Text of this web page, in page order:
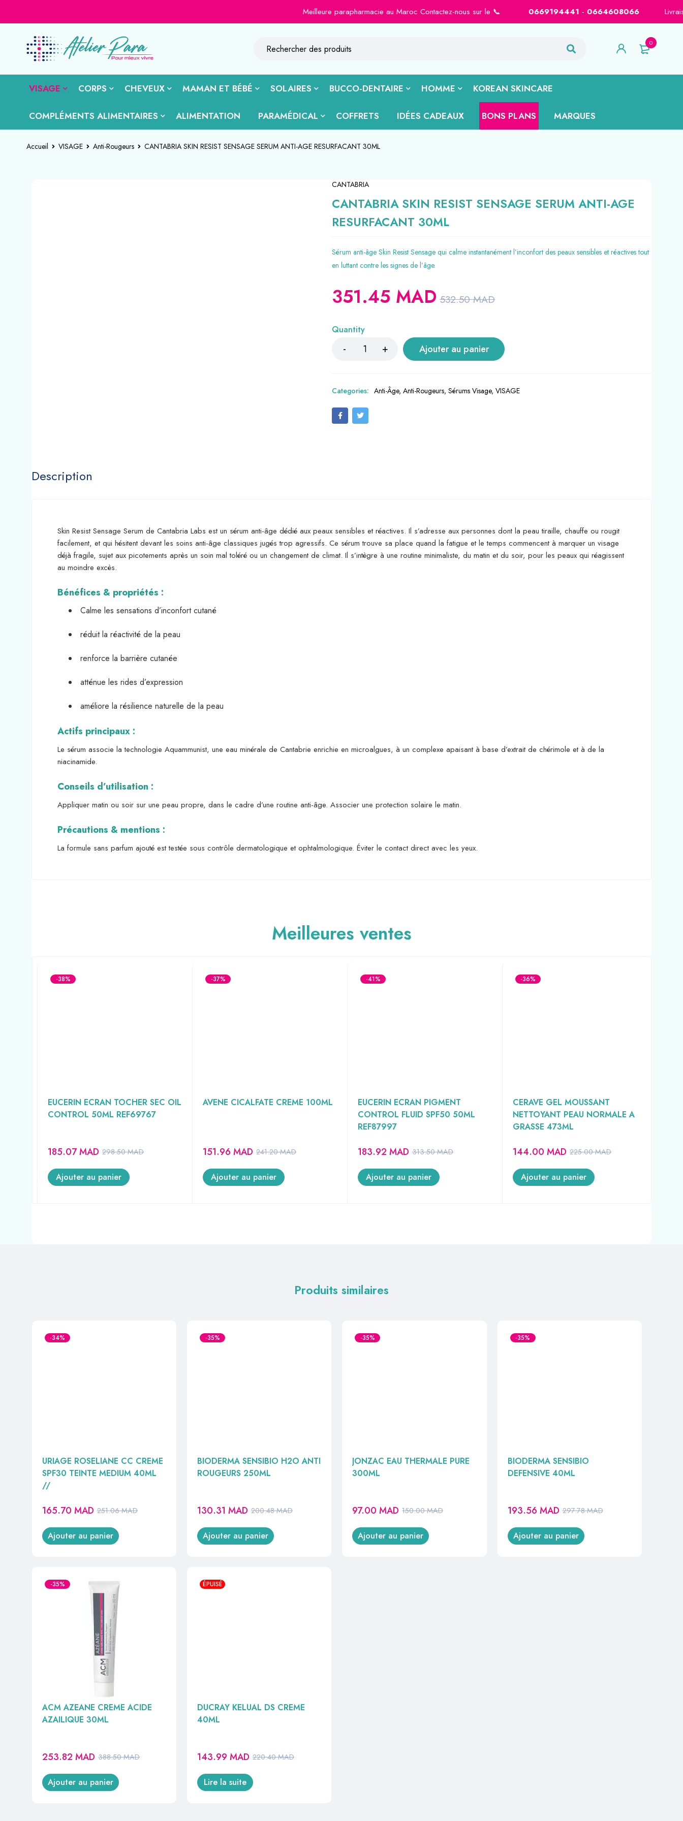
Meilleure parapharmacie au Maroc Contactez-nous sur le 📞 0669194441 -0664608066 Livraison gratuite sur
0
VISAGE CORPS CHEVEUX MAMAN ET BÉBÉ SOLAIRES BUCCO-DENTAIRE HOMME KOREAN SKINCARE
COMPLÉMENTS ALIMENTAIRES ALIMENTATION PARAMÉDICAL COFFRETS IDÉES CADEAUX BONS PLANS MARQUES
Accueil VISAGE Anti-Rougeurs CANTABRIA SKIN RESIST SENSAGE SERUM ANTI-AGE RESURFACANT 30ML
CANTABRIA
CANTABRIA SKIN RESIST SENSAGE SERUM ANTI-AGE
RESURFACANT 30ML
Sérum anti-âge Skin Resist Sensage qui calme instantanément l’inconfort des peaux sensibles et réactives tout
en luttant contre les signes de l’âge.
532.50MAD
351.45 MAD
Quantity
Ajouter au panier
Categories: Anti-Âge,Anti-Rougeurs,Sérums Visage,VISAGE
Description
Skin Resist Sensage Serum de Cantabria Labs est un sérum anti-âge dédié aux peaux sensibles et réactives. Il s’adresse aux personnes dont la peau tiraille, chauffe ou rougit
facilement, et qui hésitent devant les soins anti-âge classiques jugés trop agressifs. Ce sérum trouve sa place quand la fatigue et le temps commencent à marquer un visage
déjà fragile, sujet aux picotements après un soin mal toléré ou un changement de climat. Il s’intègre à une routine minimaliste, du matin et du soir, pour les peaux qui réagissent
au moindre excès.
Bénéfices & propriétés :
Calme les sensations d’inconfort cutané
réduit la réactivité de la peau
renforce la barrière cutanée
atténue les rides d’expression
améliore la résilience naturelle de la peau
Actifs principaux :
Le sérum associe la technologie Aquammunist, une eau minérale de Cantabrie enrichie en microalgues, à un complexe apaisant à base d’extrait de chérimole et à de la
niacinamide.
Conseils d’utilisation :
Appliquer matin ou soir sur une peau propre, dans le cadre d’une routine anti-âge. Associer une protection solaire le matin.
Précautions & mentions :
La formule sans parfum ajouté est testée sous contrôle dermatologique et ophtalmologique. Éviter le contact direct avec les yeux.
Meilleures ventes
-38%
EUCERIN ECRAN TOCHER SEC OIL
CONTROL 50ML REF69767
298.50MAD
185.07MAD
Ajouter au panier
-37%
AVENE CICALFATE CREME 100ML
241.20MAD
151.96 MAD
Ajouter au panier
-41%
EUCERIN ECRAN PIGMENT
CONTROL FLUID SPF50 50ML
REF87997
313.50MAD
183.92 MAD
Ajouter au panier
-36%
CERAVE GEL MOUSSANT
NETTOYANT PEAU NORMALE A
GRASSE 473ML
225.00MAD
144.00 MAD
Ajouter au panier
Produits similaires
-34%
URIAGE ROSELIANE CC CREME
SPF30 TEINTE MEDIUM 40ML
//
251.06MAD
165.70 MAD
Ajouter au panier
-35%
BIODERMA SENSIBIO H2O ANTI
ROUGEURS 250ML
200.48MAD
130.31MAD
Ajouter au panier
-35%
JONZAC EAU THERMALE PURE
300ML
150.00MAD
97.00MAD
Ajouter au panier
-35%
BIODERMA SENSIBIO
DEFENSIVE 40ML
297.78MAD
193.56 MAD
Ajouter au panier
-35%
ACM AZEANE CREME ACIDE
AZAILIQUE 30ML
388.50MAD
253.82 MAD
Ajouter au panier
ÉPUISÉ
DUCRAY KELUAL DS CREME
40ML
220.40MAD
143.99MAD
Lire la suite